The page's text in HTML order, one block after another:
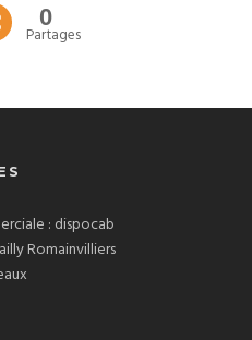
0
Partages
: dispocab
Romainvilliers